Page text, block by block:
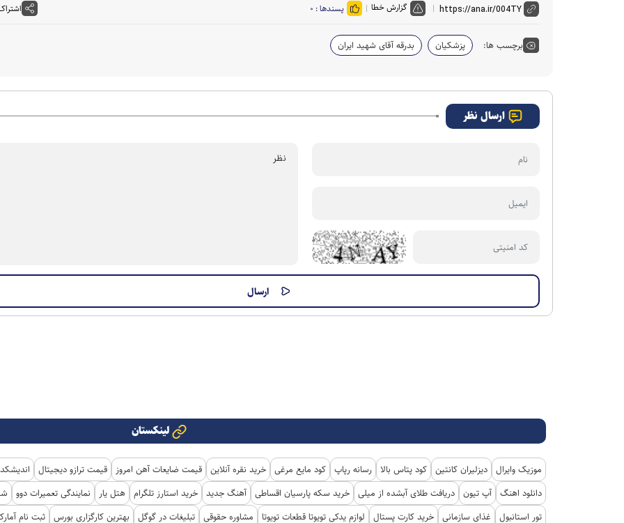
گزارش خطا پسندها : ۰
برچسب ها: پزشکیان بدرقه آقای شهید ایران
ارسال نظر
لینکستان
موزیک وایرال دیزلیران کانتین کود پتاس بالا رسانه رپاپ کود مایع مرغی خرید نقره آنلاین قیمت ضایعات آهن امروز قیمت ترازو دیجیتال
دانلود اهنگ آپ تیون دریافت طلای آبشده از میلی خرید سکه پارسیان اقساطی آهنگ جدید خرید استارز تلگرام هتل یار نمایندگی تعمیرات دوو
تور استانبول
غذای سازمانی خرید کارت پستال لوازم یدکی تویوتا قطعات تویوتا مشاوره حقوقی تبلیغات در گوگل بهترین کارگزاری بورس ثبت نام